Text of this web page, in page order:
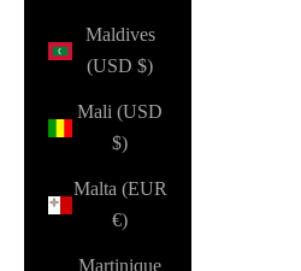
Maldives
(USD $)
Mali (USD
$)
Malta (EUR
€)
Martinique